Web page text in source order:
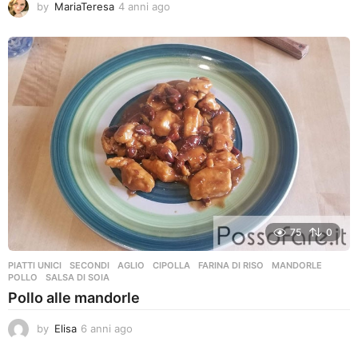
by MariaTeresa 4 anni ago
n
n
i
a
g
o
75 0
PIATTI UNICI ,SECONDI AGLIO ,CIPOLLA ,FARINA DI RISO ,MANDORLE
POLLO
,SALSA DI SOIA
Pollo alle mandorle
by Elisa 6 anni ago